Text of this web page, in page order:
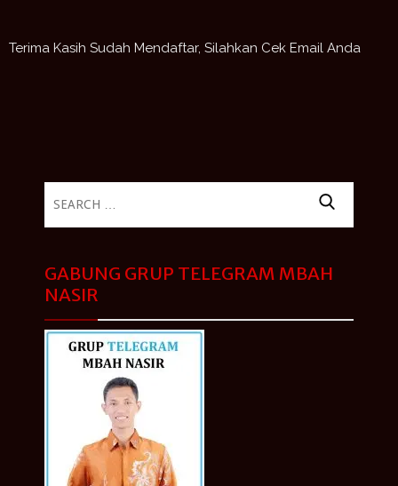
Terima Kasih Sudah Mendaftar, Silahkan Cek Email Anda
for:
GABUNG GRUP TELEGRAM MBAH
NASIR